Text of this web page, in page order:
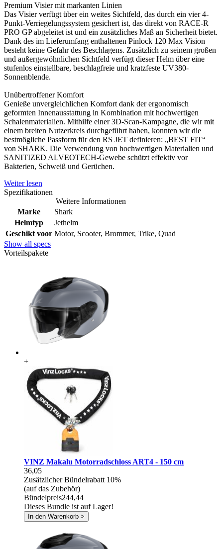
Premium Visier mit markanten Linien
Das Visier verfügt über ein weites Sichtfeld, das durch ein vier 4-
Punkt-Verriegelungssystem gesichert ist, das direkt von RACE-R
PRO GP abgeleitet ist und ein zusätzliches Maß an Sicherheit bietet.
Dank des im Lieferumfang enthaltenen Pinlock 120 Max Vision
besteht keine Gefahr des Beschlagens. Zusätzlich zu seinem großen
und außergewöhnlichen Sichtfeld verfügt dieser Helm über eine
stufenlos einstellbare, beschlagfreie und kratzfeste UV380-
Sonnenblende.
Unübertroffener Komfort
Genieße unvergleichlichen Komfort dank der ergonomisch
geformten Innenausstattung in Kombination mit hochwertigen
Schalenmaterialien. Mithilfe einer 3D-Scan-Kampagne, die wir mit
einem breiten Nutzerkreis durchgeführt haben, konnten wir die
bestmögliche Passform für den RS JET definieren: „BEST FIT“
von SHARK. Die Verwendung von hochwertigen Materialien und
SANITIZED ALVEOTECH-Gewebe schützt effektiv vor
Bakterien, Schweiß und Gerüchen.
Weiter lesen
Spezifikationen
Weitere Informationen
Marke
Shark
Helmtyp
Jethelm
Geschikt voor Motor, Scooter, Brommer, Trike, Quad
Show all specs
Vorteilspakete
+
VINZ Makalu Motorradschloss ART4 - 150 cm
36,05
Zusätzlicher Bündelrabatt 10%
(auf das Zubehör)
Bündelpreis244,44
Dieses Bundle ist auf Lager!
In den Warenkorb >